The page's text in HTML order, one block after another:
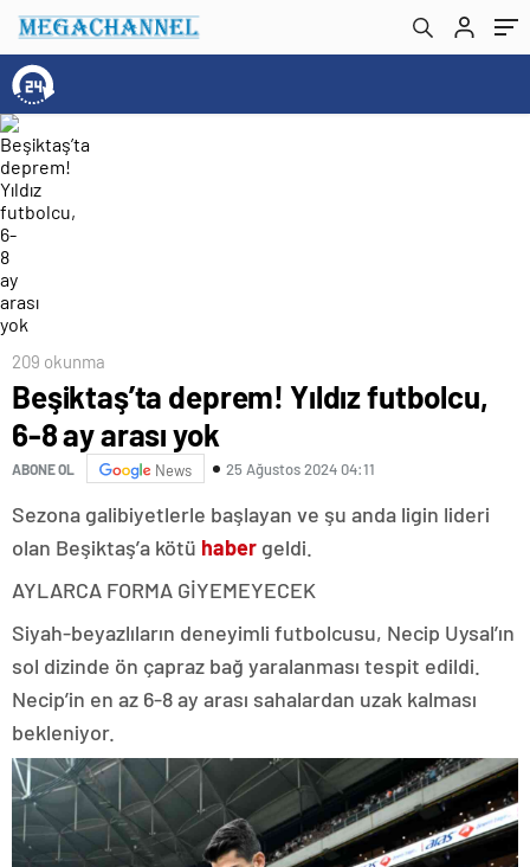
209 okunma
Beşiktaş’ta deprem! Yıldız futbolcu,
6-8 ay arası yok
ABONE OL News 25 Ağustos 2024 04:11
Sezona galibiyetlerle başlayan ve şu anda ligin lideri
olan Beşiktaş’a kötü haber geldi.
AYLARCA FORMA GİYEMEYECEK
Siyah-beyazlıların deneyimli futbolcusu, Necip Uysal’ın
sol dizinde ön çapraz bağ yaralanması tespit edildi.
Necip’in en az 6-8 ay arası sahalardan uzak kalması
bekleniyor.